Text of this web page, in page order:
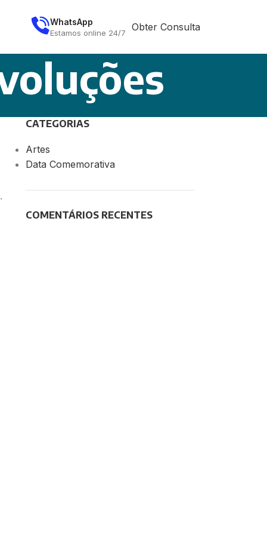
WhatsApp
Estamos online 24/7 Obter Consulta
CATEGORIAS
Artes
Data Comemorativa
COMENTÁRIOS RECENTES